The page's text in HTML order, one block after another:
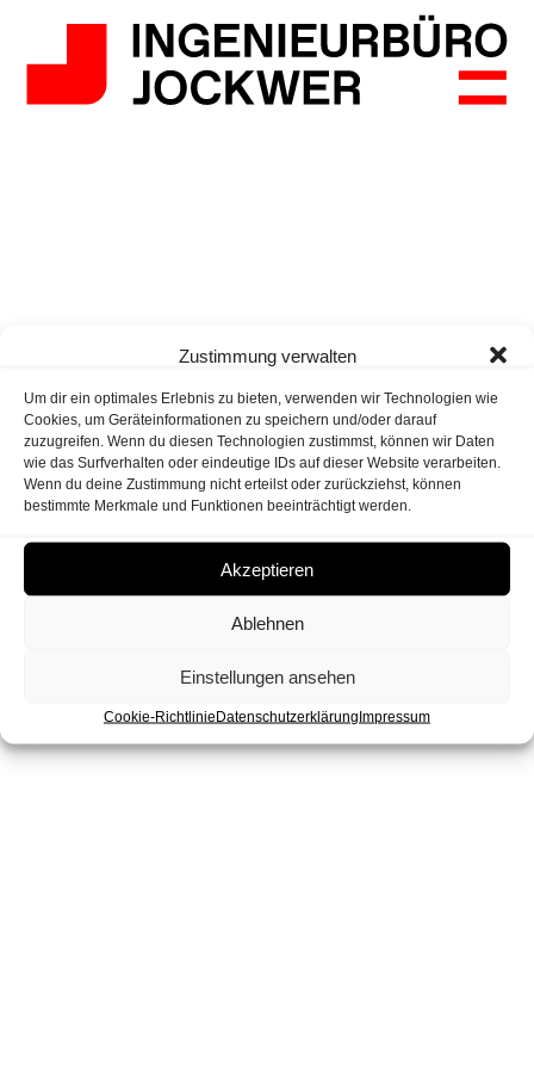
Zustimmung verwalten
Um dir ein optimales Erlebnis zu bieten, verwenden wir Technologien wie
Cookies, um Geräteinformationen zu speichern und/oder darauf
zuzugreifen. Wenn du diesen Technologien zustimmst, können wir Daten
wie das Surfverhalten oder eindeutige IDs auf dieser Website verarbeiten.
Wenn du deine Zustimmung nicht erteilst oder zurückziehst, können
bestimmte Merkmale und Funktionen beeinträchtigt werden.
Akzeptieren
Ablehnen
Einstellungen ansehen
Cookie-RichtlinieDatenschutzerklärungImpressum